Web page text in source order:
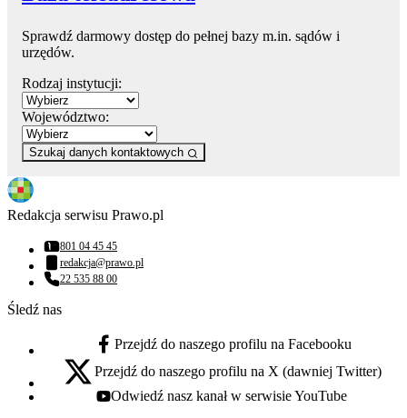
Sprawdź darmowy dostęp do pełnej bazy m.in. sądów i
urzędów.
Rodzaj instytucji:
Województwo:
Szukaj danych kontaktowych
Redakcja serwisu Prawo.pl
Numer telefonu:
801 04 45 45
Adres email:
redakcja@prawo.pl
Numer telefonu:
22 535 88 00
Śledź nas
facebook - otwiera się w nowej karcie
Przejdź do naszego profilu na Facebooku
x - otwiera się w nowej karcie
Przejdź do naszego profilu na X (dawniej Twitter)
youtube - otwiera się w nowej karcie
Odwiedź nasz kanał w serwisie YouTube